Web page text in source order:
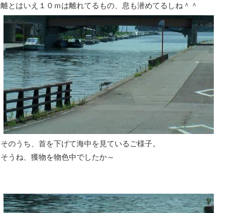
離とはいえ１０ｍは離れてるもの、息も潜めてるしね＾＾
そのうち、首を下げて海中を見ているご様子。
そうね、獲物を物色中でしたか～